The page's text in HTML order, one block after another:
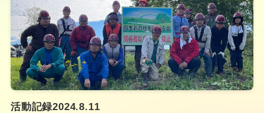
活動記録2024.8.11